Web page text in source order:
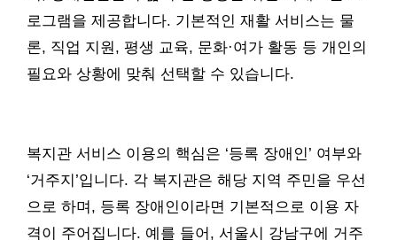
로그램을 제공합니다. 기본적인 재활 서비스는 물
론, 직업 지원, 평생 교육, 문화·여가 활동 등 개인의
필요와 상황에 맞춰 선택할 수 있습니다.
복지관 서비스 이용의 핵심은 ‘등록 장애인’ 여부와
‘거주지’입니다. 각 복지관은 해당 지역 주민을 우선
으로 하며, 등록 장애인이라면 기본적으로 이용 자
격이 주어집니다. 예를 들어, 서울시 강남구에 거주